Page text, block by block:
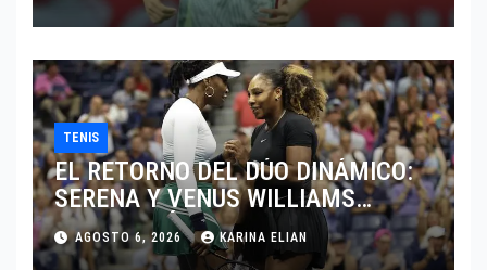
TENIS
EL RETORNO DEL DÚO DINÁMICO:
SERENA Y VENUS WILLIAMS
DISPUTARÁN LOS DOBLES EN
CINCINNATI 2026
AGOSTO 6, 2026 KARINA ELIAN